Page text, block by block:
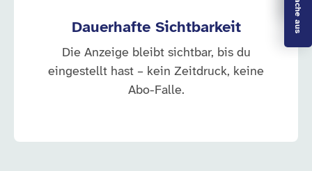
Dauerhafte Sichtbarkeit
Die Anzeige bleibt sichtbar, bis du
eingestellt hast – kein Zeitdruck, keine
Abo-Falle.